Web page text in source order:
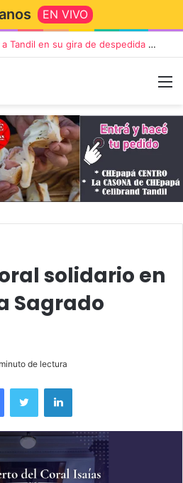
EN VIVO
Die Toten Hosen llega a Tandil en su gira de despedida «Fútbol, Asado, Vino y Adiós Amigos»
solidario en
Sagrado
de lectura